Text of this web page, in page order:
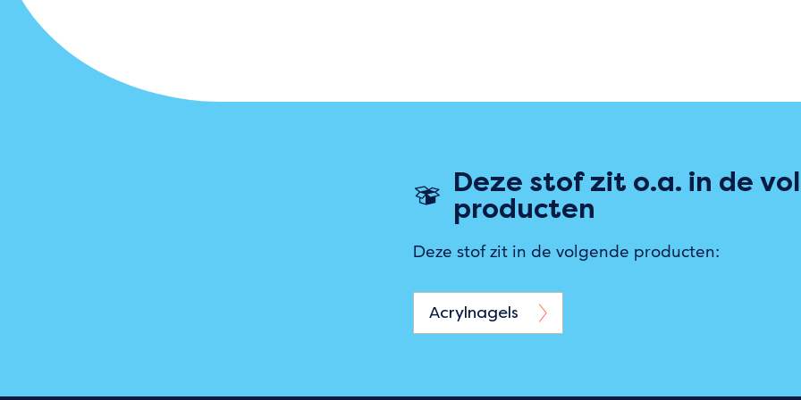
Deze stof zit o.a. in de
producten
Deze stof zit in de volgende producten:
Acrylnagels